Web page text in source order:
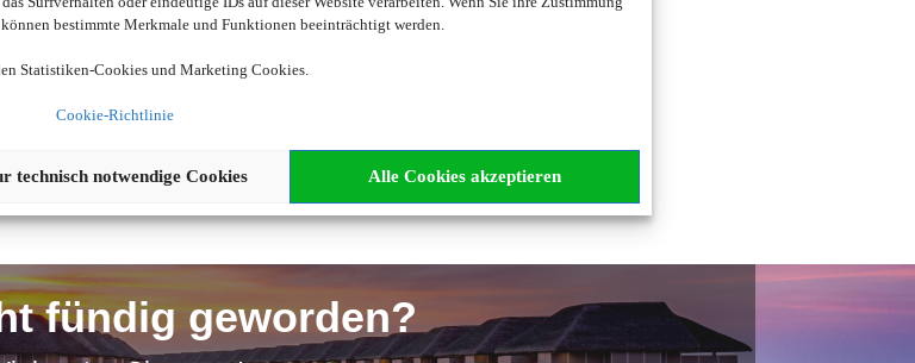
bestimmte Merkmale und Funktionen beeinträchtigt werden.
Statistiken-Cookies und Marketing Cookies.
Cookie-Richtlinie
Alle Cookies akzeptieren
technisch notwendige Cookies
Ihre Einwilligung
die Cookies. Es werden ggf. personenbezogene Daten verarbeitet.
fündig geworden?